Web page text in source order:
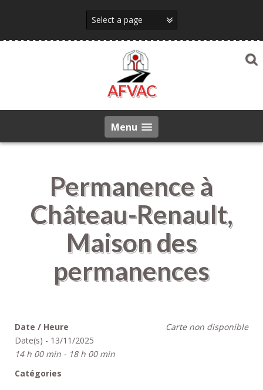
AFVAC
Menu
Permanence à
Château-Renault,
Maison des
permanences
Carte non disponible
Date / Heure
Date(s) - 13/11/2025
14 h 00 min - 18 h 00 min
Catégories